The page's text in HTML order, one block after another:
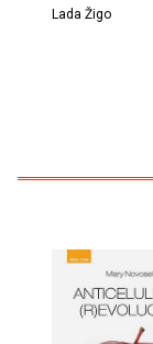
Lada Žigo